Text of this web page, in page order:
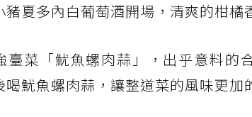
豬夏多內白葡萄酒開場，清爽的柑橘
臺菜「魷魚螺肉蒜」，出乎意料的
喝魷魚螺肉蒜，讓整道菜的風味更加